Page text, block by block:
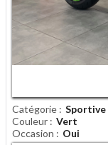
Catégorie Sportive
Couleur
Vert
Occasion
Oui